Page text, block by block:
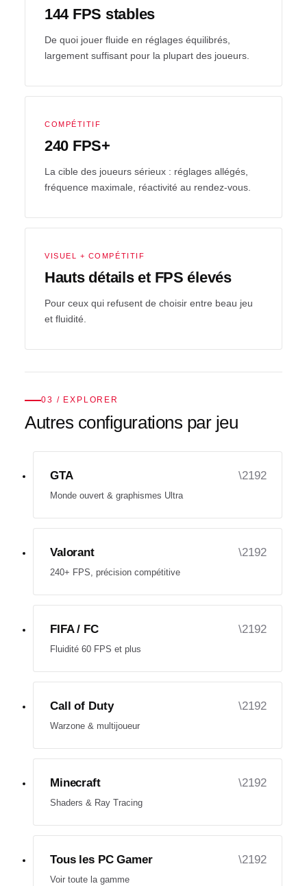
144 FPS stables
De quoi jouer fluide en réglages équilibrés,
largement suffisant pour la plupart des joueurs.
COMPÉTITIF
240 FPS+
La cible des joueurs sérieux : réglages allégés,
fréquence maximale, réactivité au rendez-vous.
VISUEL + COMPÉTITIF
Hauts détails et FPS élevés
Pour ceux qui refusent de choisir entre beau jeu
et fluidité.
03 / EXPLORER
Autres configurations par jeu
GTA
Monde ouvert & graphismes Ultra
Valorant
240+ FPS, précision compétitive
FIFA / FC
Fluidité 60 FPS et plus
Call of Duty
Warzone & multijoueur
Minecraft
Shaders & Ray Tracing
Tous les PC Gamer
Voir toute la gamme